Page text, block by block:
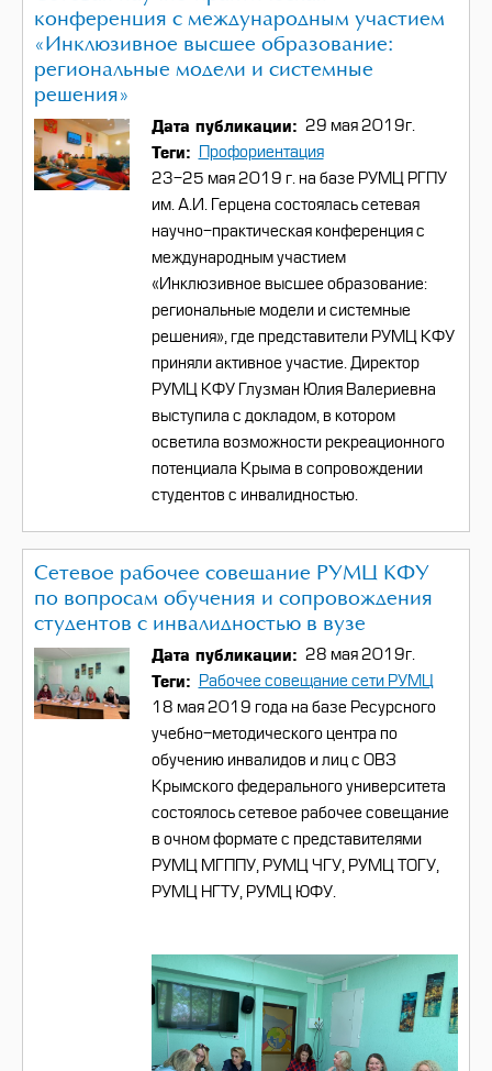
конференция с международным участием
«Инклюзивное высшее образование:
региональные модели и системные
решения»
Дата публикации 29 мая 2019г.
Теги
Профориентация
23-25 мая 2019 г. на базе РУМЦ РГПУ
им. А.И. Герцена состоялась сетевая
научно-практическая конференция с
международным участием
«Инклюзивное высшее образование:
региональные модели и системные
решения», где представители РУМЦ КФУ
приняли активное участие. Директор
РУМЦ КФУ Глузман Юлия Валериевна
выступила с докладом, в котором
осветила возможности рекреационного
потенциала Крыма в сопровождении
студентов с инвалидностью.
Сетевое рабочее совещание РУМЦ КФУ
по вопросам обучения и сопровождения
студентов с инвалидностью в вузе
Дата публикации 28 мая 2019г.
Теги
Рабочее совещание сети РУМЦ
18 мая 2019 года на базе Ресурсного
учебно-методического центра по
обучению инвалидов и лиц с ОВЗ
Крымского федерального университета
состоялось сетевое рабочее совещание
в очном формате с представителями
РУМЦ МГППУ, РУМЦ ЧГУ, РУМЦ ТОГУ,
РУМЦ НГТУ, РУМЦ ЮФУ.